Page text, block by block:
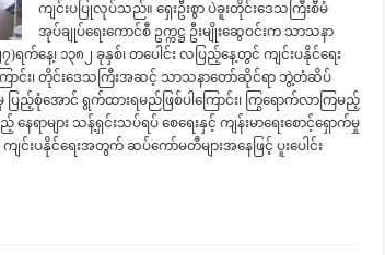
ကျင်းပပြုလုပ်သည်။ ရှေးဦးစွာ ပဲခူးတိုင်းဒေသကြီးစီမံ
အုပ်ချုပ်ရေးကောင်စီ ဥက္ကဋ္ဌ ဦးမျိုးဆွေဝင်းက သာသနာ
က်နေ့၊ ၁၃၈၂ ခုနှစ်၊ တပေါင်း လပြည့်နေ့တွင် ကျင်းပနိုင်ရေး
ြောင်း၊ တိုင်းဒေသကြီးအဆင့် သာသနာတော်ဆိုင်ရာ ဘွဲ့တံဆိပ်
အောင် ရွက်ထားရမည်ဖြစ်ပါကြောင်း၊ ကြွရောက်လာကြမည့်
ာများ သန့်ရှင်းသပ်ရပ် စေရေးနှင့် ကျန်းမာရေးစောင့်ရှောက်မှု
ျင်းပနိုင်ရေးအတွက် ဆပ်ကော်မတီများအနေဖြင့် ပူးပေါင်း